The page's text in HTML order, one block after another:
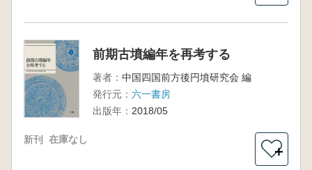
前期古墳編年を再考する
著者： 中国四国前方後円墳研究会 編
発行元： 六一書房
出版年： 2018/05
新刊 在庫なし
＋